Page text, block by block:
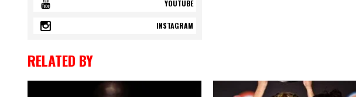
YOUTUBE
INSTAGRAM
RELATED BY